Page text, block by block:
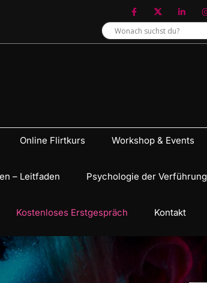
Online Flirtkurs Workshop & Events
– Leitfaden Psychologie der Verführung
Kostenloses Erstgespräch Kontakt